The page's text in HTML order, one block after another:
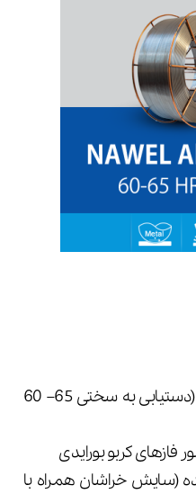
رقت ناچیز در لایه اول جوشکاری (دستیابی به سختی 65– 60
فازهای کربو بورایدی
(سایش خراشان همراه با